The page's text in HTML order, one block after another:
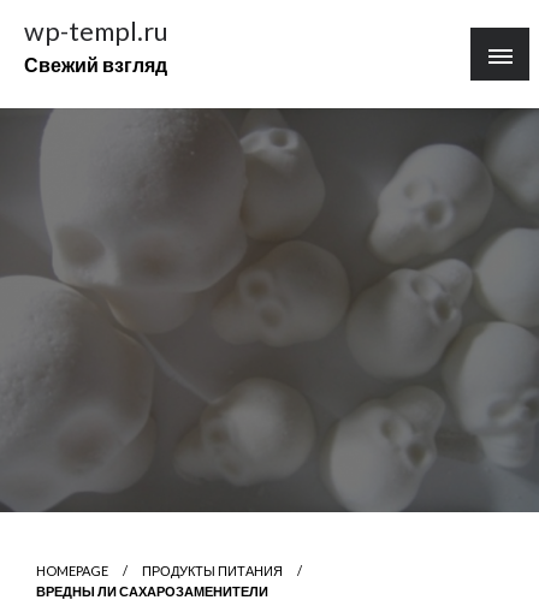
содержимому
wp-templ.ru
Свежий взгляд
HOMEPAGE
ПРОДУКТЫ ПИТАНИЯ
ВРЕДНЫ ЛИ САХАРОЗАМЕНИТЕЛИ